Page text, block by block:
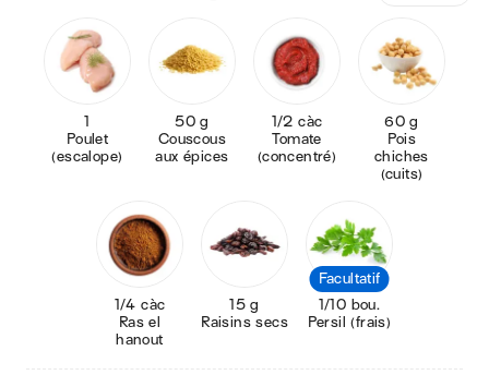
1
Poulet
(escalope)
50 g
Couscous
aux épices
1/2 càc
Tomate
(concentré)
60 g
Pois
chiches
(cuits)
1/4 càc
Ras el
hanout
15 g
Raisins secs
Facultatif
1/10 bou.
Persil (frais)